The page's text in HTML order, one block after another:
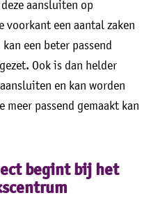
aansluiten op
voorkant een aantal zaken
een beter passend
Ook is dan helder
en kan worden
meer passend gemaakt kan
begint bij het